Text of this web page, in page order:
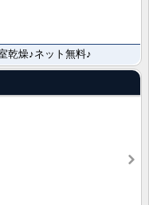
乾燥♪ネット無料♪